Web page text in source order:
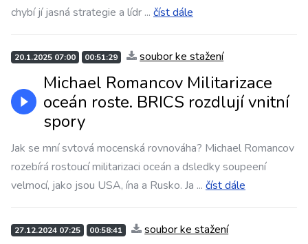
chybí jí jasná strategie a lídr ... číst dále
20.1.2025 07:00 00:51:29 soubor ke stažení
Michael Romancov Militarizace
oceán roste. BRICS rozdlují vnitní
spory
Jak se mní svtová mocenská rovnováha? Michael Romancov
rozebírá rostoucí militarizaci oceán a dsledky soupeení
velmocí, jako jsou USA, ína a Rusko. Ja ... číst dále
27.12.2024 07:25 00:58:41 soubor ke stažení